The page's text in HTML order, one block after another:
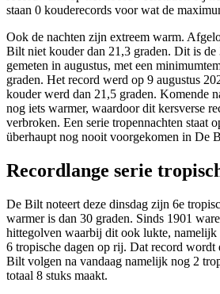
staan 0 kouderecords voor wat de
Ook de nachten zijn extreem warm.
Bilt niet kouder dan 21,3 graden. Dit is de
gemeten in augustus, met een
graden. Het record werd op 9 augustus
kouder werd dan 21,5 graden. Komende
nog iets warmer, waardoor dit kersverse
verbroken. Een serie tropennachten staat
überhaupt nog nooit voorgekomen in De
Recordlange serie
De Bilt noteert deze dinsdag zijn 6e
warmer is dan 30 graden. Sinds 1901
hittegolven waarbij dit ook lukte, namelijk
6 tropische dagen op rij. Dat record
Bilt volgen na vandaag namelijk nog 2
totaal 8 stuks maakt.